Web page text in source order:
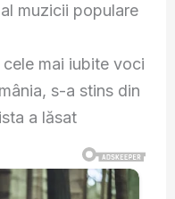
muzicii populare
mai iubite voci
s-a stins din
a lăsat